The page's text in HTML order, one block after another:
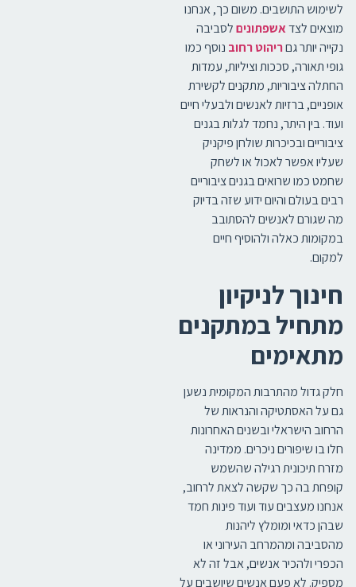
לשימוש התושבים. משום כך, אנחנו
מוצאים לצדאשפתוניםלסביבה
נקייה יותר גםריהוט רחוב נוסף כמו
גופי תאורה, סככות וציליות, עמדות
החתלה ציבוריות, מתקנים לקשירת
אופניים, ברזיות לאנשים ולבעלי חיים
ועוד. בין היתר, נחמד לגלות בגנים
ציבוריים ובכיכרות שולחן פיקניק
שעליו אפשר לאכול או לשחק
שחמט כמו שרואים בגנים ציבוריים
רבים בעולם והיום ידוע שזה בדיוק
מה שגורם לאנשים להסתובב
במקומות כאלה ולהוסיף חיים
למקום.
חינוך לניקיון
מתחיל במתקנים
מתאימים
חלק גדול מהתרבות המקומית נשען
גם על האסתטיקה והנראות של
הרחוב הישראלי ובשנים האחרונות
חלו בו שיפורים ניכרים. ממדינה
מזרח תיכונית רגילה שהשמש
קופחת בה כך שקשה לצאת לרחוב,
אנחנו מעצבים עוד ועוד פינות חמד
שבהן כדאי ומומלץ ליהנות
מהסביבה ומהמרחב העירוני או
הכפרי ולהכיר אנשים, אבל זה לא
מספיק. לא פעם אנשים שיושבים על